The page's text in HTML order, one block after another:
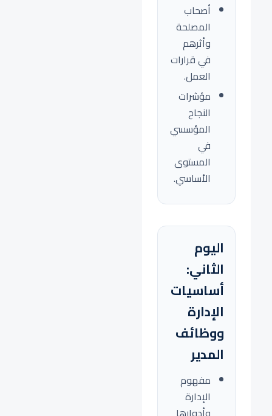
أصحاب
المصلحة
وأثرهم
في قرارات
العمل.
مؤشرات
النجاح
المؤسسي
في
المستوى
الأساسي.
اليوم
الثاني:
أساسيات
الإدارة
ووظائف
المدير
مفهوم
الإدارة